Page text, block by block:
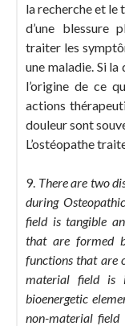
la recherche et le
d’une blessure
traiter les
une maladie. Si
l’origine de ce
actions
douleur sont
L’ostéopathe
9. There are two
during
field is tangible
that are formed
functions that are
material field is
bioenergetic
non-material field